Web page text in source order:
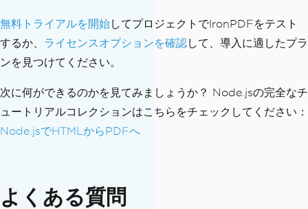
無料トライアルを開始してプロジェクトでIronPDFをテスト
するか、 ライセンスオプションを確認して、導入に適したプラ
ンを見つけてください。
次に何ができるのかを見てみましょうか？ Node.jsの完全なチ
ュートリアルコレクションはこちらをチェックしてください：
Node.jsでHTMLからPDFへ
よくある質問